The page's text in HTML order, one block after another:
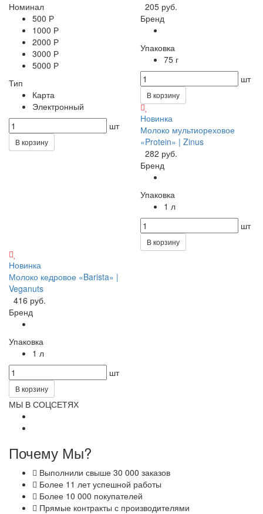
Номинал
500 Р
1000 Р
2000 Р
3000 Р
5000 Р
Тип
Карта
Электронный
шт
В корзину
205 руб.
Бренд
Упаковка
75 г
шт
В корзину
Новинка
Молоко мультиореховое
«Protein» | Zinus
282 руб.
Бренд
Упаковка
1 л
шт
В корзину
Новинка
Молоко кедровое «Barista» |
Veganuts
416 руб.
Бренд
Упаковка
1 л
шт
В корзину
МЫ В СОЦСЕТЯХ
Почему Мы?
Выполнили свыше 30 000 заказов
Более 11 лет успешной работы
Более 10 000 покупателей
Прямые контракты с производителями